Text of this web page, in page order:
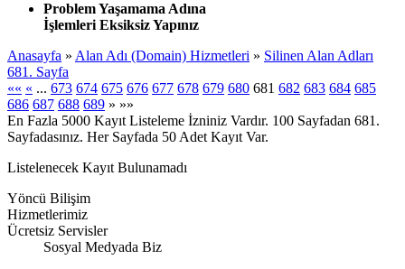
Problem Yaşamama Adına
İşlemleri Eksiksiz Yapınız
Anasayfa » Alan Adı (Domain) Hizmetleri » Silinen Alan Adları
681. Sayfa
«« « ... 673 674 675 676 677 678 679 680 681 682 683 684 685
686 687 688 689 » »»
En Fazla 5000 Kayıt Listeleme İzniniz Vardır. 100 Sayfadan 681.
Sayfadasınız. Her Sayfada 50 Adet Kayıt Var.
Listelenecek Kayıt Bulunamadı
Yöncü Bilişim
Hizmetlerimiz
Ücretsiz Servisler
Sosyal Medyada Biz